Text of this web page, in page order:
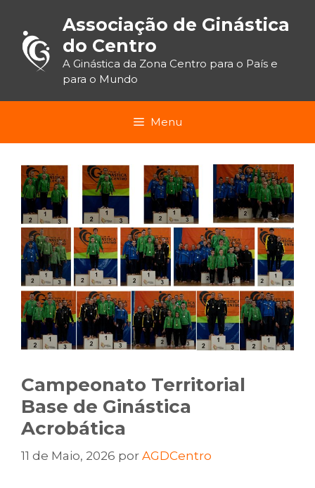
conteúdo
Associação de Ginástica
do Centro
A Ginástica da Zona Centro para o País e
para o Mundo
Menu
Campeonato Territorial
Base de Ginástica
Acrobática
11 de Maio, 2026 por AGDCentro